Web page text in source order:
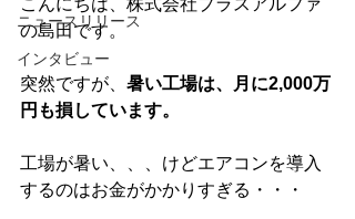
ニュースリリース
インタビュー
こんにちは、株式会社プラスアルファ
の島田です。
突然ですが、 暑い工場は、月に2,000万
円も損しています。
工場が暑い、、、けどエアコンを導入
するのはお金がかかりすぎる・・・